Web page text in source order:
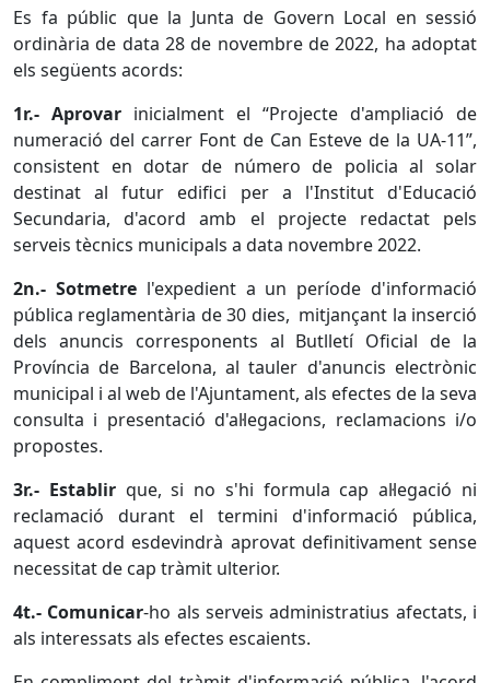
Es fa públic que la Junta de Govern Local en sessió
ordinària de data 28 de novembre de 2022, ha adoptat
els següents acords:
1r.- Aprovar inicialment el “Projecte d'ampliació de
numeració del carrer Font de Can Esteve de la UA-11”,
consistent en dotar de número de policia al solar
destinat al futur edifici per a l'Institut d'Educació
Secundaria, d'acord amb el projecte redactat pels
serveis tècnics municipals a data novembre 2022.
2n.- Sotmetrel'expedient a un període d'informació
pública reglamentària de 30 dies, mitjançant la inserció
dels anuncis corresponents al Butlletí Oficial de la
Província de Barcelona, al tauler d'anuncis electrònic
municipal i al web de l'Ajuntament, als efectes de la seva
consulta i presentació d'al·legacions, reclamacions i/o
propostes.
3r.- Establirque, si no s'hi formula cap al·legació ni
reclamació durant el termini d'informació pública,
aquest acord esdevindrà aprovat definitivament sense
necessitat de cap tràmit ulterior.
4t.- Comunicar-ho als serveis administratius afectats, i
als interessats als efectes escaients.